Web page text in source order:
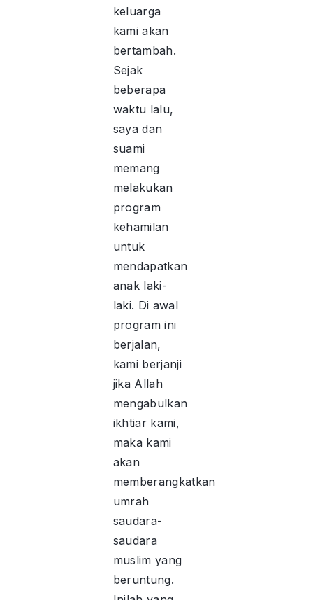
keluarga
kami akan
bertambah.
Sejak
beberapa
waktu lalu,
saya dan
suami
memang
melakukan
program
kehamilan
untuk
mendapatkan
anak laki-
laki. Di awal
program ini
berjalan,
kami berjanji
jika Allah
mengabulkan
ikhtiar kami,
maka kami
akan
memberangkatkan
umrah
saudara-
saudara
muslim yang
beruntung.